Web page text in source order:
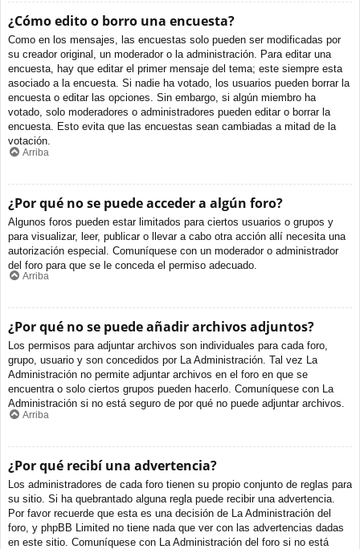
¿Cómo edito o borro una encuesta?
Como en los mensajes, las encuestas solo pueden ser modificadas por
su creador original, un moderador o la administración. Para editar una
encuesta, hay que editar el primer mensaje del tema; este siempre esta
asociado a la encuesta. Si nadie ha votado, los usuarios pueden borrar la
encuesta o editar las opciones. Sin embargo, si algún miembro ha
votado, solo moderadores o administradores pueden editar o borrar la
encuesta. Esto evita que las encuestas sean cambiadas a mitad de la
votación.
Arriba
¿Por qué no se puede acceder a algún foro?
Algunos foros pueden estar limitados para ciertos usuarios o grupos y
para visualizar, leer, publicar o llevar a cabo otra acción allí necesita una
autorización especial. Comuníquese con un moderador o administrador
del foro para que se le conceda el permiso adecuado.
Arriba
¿Por qué no se puede añadir archivos adjuntos?
Los permisos para adjuntar archivos son individuales para cada foro,
grupo, usuario y son concedidos por La Administración. Tal vez La
Administración no permite adjuntar archivos en el foro en que se
encuentra o solo ciertos grupos pueden hacerlo. Comuníquese con La
Administración si no está seguro de por qué no puede adjuntar archivos.
Arriba
¿Por qué recibí una advertencia?
Los administradores de cada foro tienen su propio conjunto de reglas para
su sitio. Si ha quebrantado alguna regla puede recibir una advertencia.
Por favor recuerde que esta es una decisión de La Administración del
foro, y phpBB Limited no tiene nada que ver con las advertencias dadas
en este sitio. Comuníquese con La Administración del foro si no está